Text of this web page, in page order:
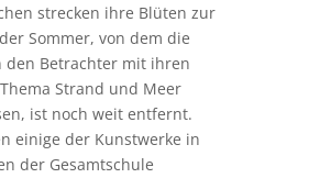
strecken ihre Blüten zur
Sommer, von dem die
den Betrachter mit ihren
Strand und Meer
ist noch weit entfernt.
einige der Kunstwerke in
der Gesamtschule